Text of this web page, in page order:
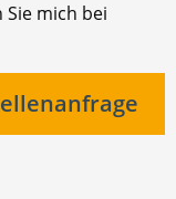
mich bei